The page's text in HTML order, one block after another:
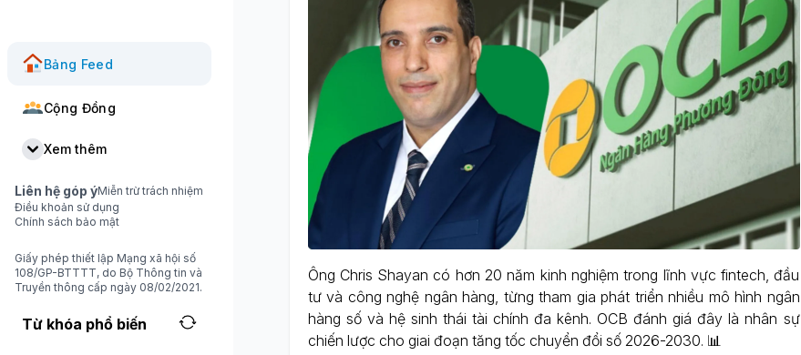
Bảng Feed
Cộng Đồng
Xem thêm
Liên hệ góp ýMiễn trừ trách nhiệm
Điều khoản sử dụng
Chính sách bảo mật
Giấy phép thiết lập Mạng xã hội số
108/GP-BTTTT, do Bộ Thông tin và
Truyền thông cấp ngày 08/02/2021.
Từ khóa phổ biến
Ông Chris Shayan có hơn 20 năm kinh nghiệm trong lĩnh vực fintech, đầu
tư và công nghệ ngân hàng, từng tham gia phát triển nhiều mô hình ngân
hàng số và hệ sinh thái tài chính đa kênh. OCB đánh giá đây là nhân sự
chiến lược cho giai đoạn tăng tốc chuyển đổi số 2026-2030. 📊